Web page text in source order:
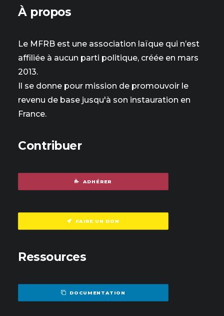
À propos
Le MFRB est une association laïque qui n’est
affiliée à aucun parti politique, créée en mars
2013.
Il se donne pour mission de promouvoir le
revenu de base jusqu'à son instauration en
France.
Contribuer
ADHÉRER
FAIRE UN DON
Ressources
DOCUMENTATION